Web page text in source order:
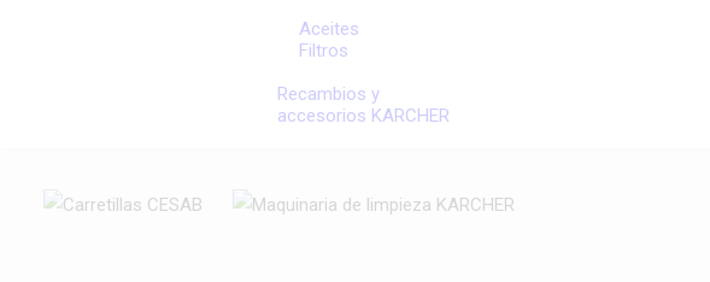
Aceites
Filtros
Recambios y
accesorios KARCHER